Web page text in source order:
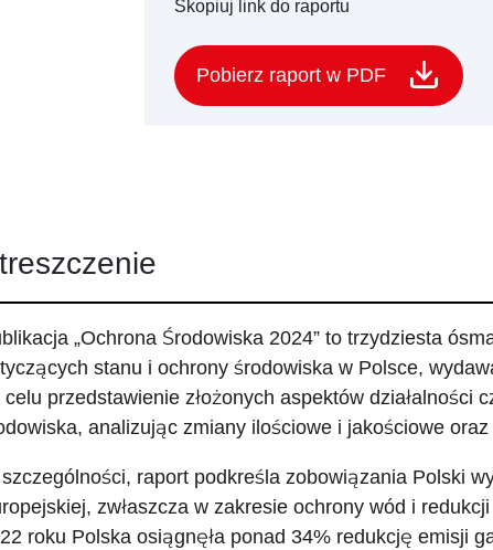
Skopiuj link do raportu
Pobierz raport w PDF
„Ochrona Środowiska 2024” to trzydziesta
stanu i ochrony środowiska w Polsce,
przedstawienie złożonych aspektów działalności
analizując zmiany ilościowe i jakościowe
raport podkreśla zobowiązania Polski
zwłaszcza w zakresie ochrony wód i
roku Polska osiągnęła ponad 34% redukcję emisji